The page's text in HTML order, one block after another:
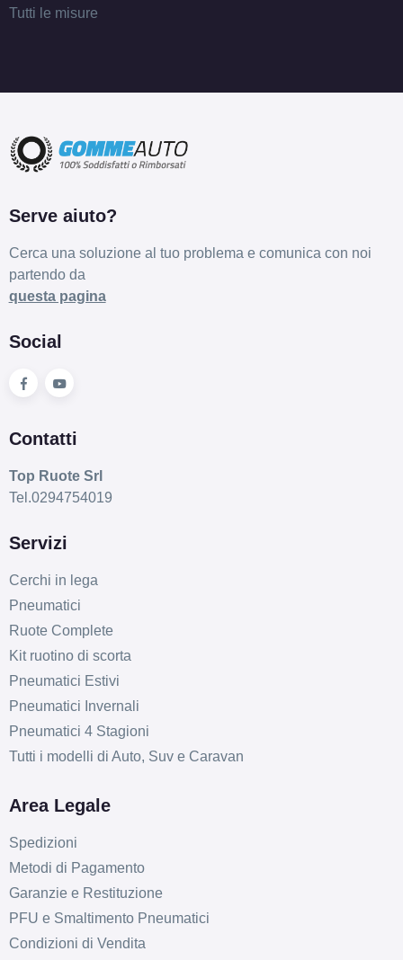
Tutti le misure
Serve aiuto?
Cerca una soluzione al tuo problema e comunica con noi
partendo da
questa pagina
Social
Contatti
Top Ruote Srl
Tel.0294754019
Servizi
Cerchi in lega
Pneumatici
Ruote Complete
Kit ruotino di scorta
Pneumatici Estivi
Pneumatici Invernali
Pneumatici 4 Stagioni
Tutti i modelli di Auto, Suv e Caravan
Area Legale
Spedizioni
Metodi di Pagamento
Garanzie e Restituzione
PFU e Smaltimento Pneumatici
Condizioni di Vendita